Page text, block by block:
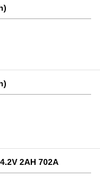
2AH 702A